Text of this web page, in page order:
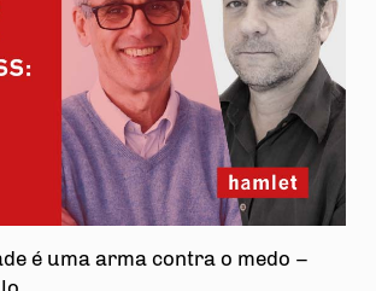
é uma arma contra o medo –